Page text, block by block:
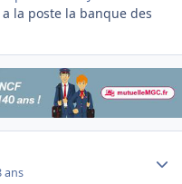
la poste la banque des
ans